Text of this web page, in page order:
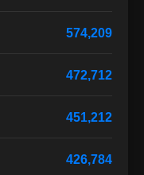
574,209
472,712
451,212
426,784